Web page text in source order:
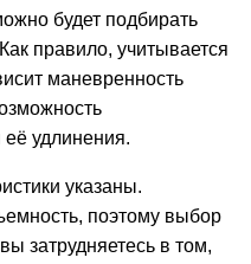
будет подбирать
правило, учитывается
маневренность
её удлинения.
указаны.
поэтому выбор
затрудняетесь в том,